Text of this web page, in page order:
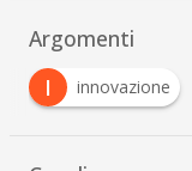
Argomenti
I
innovazione